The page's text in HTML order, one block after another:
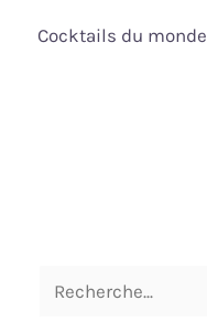
Cocktails du monde